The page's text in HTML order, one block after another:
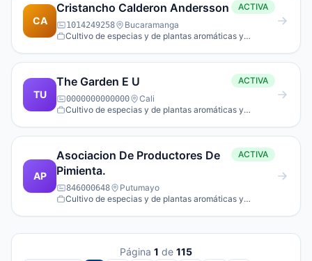
CA
Cristancho Calderon Andersson ACTIVA
1014249258
Bucaramanga
Cultivo de especias y de plantas aromáticas y
TU
The Garden E U ACTIVA
0000000000000
Cali
Cultivo de especias y de plantas aromáticas y
AP
Asociacion De Productores De
Pimienta.
ACTIVA
846000648
Putumayo
Cultivo de especias y de plantas aromáticas y
Página 1 de 115